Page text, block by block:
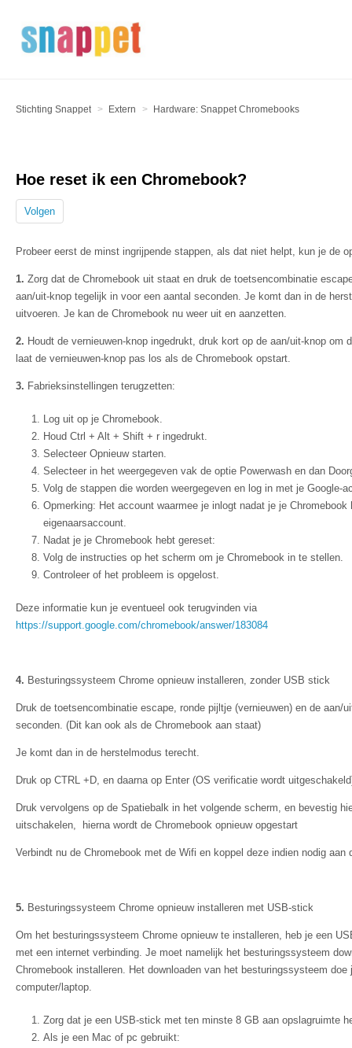
Stichting Snappet Extern Hardware: Snappet Chromebooks
Hoe reset ik een Chromebook?
Volgen
Probeer eerst de minst ingrijpende stappen, als dat niet helpt, kun je de
1. Zorg dat de Chromebook uit staat en druk de toetsencombinatie
aan/uit-knop tegelijk in voor een aantal seconden. Je komt dan in de
uitvoeren. Je kan de Chromebook nu weer uit en aanzetten.
2. Houdt de vernieuwen-knop ingedrukt, druk kort op de aan/uit-knop om
laat de vernieuwen-knop pas los als de Chromebook opstart.
3. Fabrieksinstellingen terugzetten:
Log uit op je Chromebook.
Houd Ctrl + Alt + Shift + r ingedrukt.
Selecteer Opnieuw starten.
Selecteer in het weergegeven vak de optie Powerwash en dan
Volg de stappen die worden weergegeven en log in met je Google-
Opmerking: Het account waarmee je inlogt nadat je je Chromebook
eigenaarsaccount.
Nadat je je Chromebook hebt gereset:
Volg de instructies op het scherm om je Chromebook in te stellen.
Controleer of het probleem is opgelost.
Deze informatie kun je eventueel ook terugvinden via
https://support.google.com/chromebook/answer/183084
4. Besturingssysteem Chrome opnieuw installeren, zonder USB stick
Druk de toetsencombinatie escape, ronde pijltje (vernieuwen) en de aan/
seconden. (Dit kan ook als de Chromebook aan staat)
Je komt dan in de herstelmodus terecht.
Druk op CTRL +D, en daarna op Enter (OS verificatie wordt
Druk vervolgens op de Spatiebalk in het volgende scherm, en bevestig
uitschakelen, hierna wordt de Chromebook opnieuw opgestart
Verbindt nu de Chromebook met de Wifi en koppel deze indien nodig aan
5. Besturingssysteem Chrome opnieuw installeren met USB-stick
Om het besturingssysteem Chrome opnieuw te installeren, heb je een
met een internet verbinding. Je moet namelijk het besturingssysteem
Chromebook installeren. Het downloaden van het besturingssysteem doe
computer/laptop.
Zorg dat je een USB-stick met ten minste 8 GB aan opslagruimte
Als je een Mac of pc gebruikt: